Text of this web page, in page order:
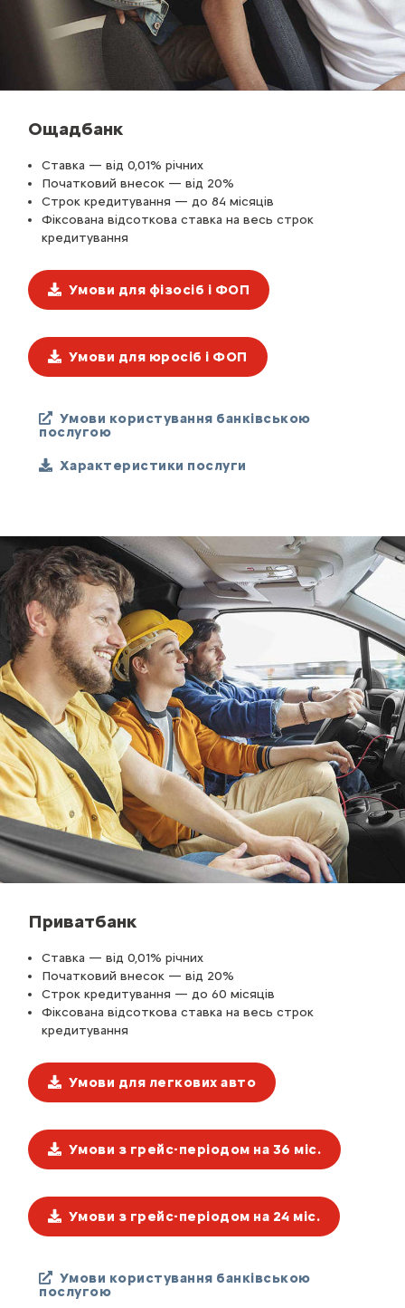
Ощадбанк
Ставка — від 0,01% річних
Початковий внесок — від 20%
Строк кредитування — до 84 місяців
Фіксована відсоткова ставка на весь строк
кредитування
Умови для фізосіб і ФОП
Умови для юросіб і ФОП
Умови користування банківською
послугою
Характеристики послуги
Приватбанк
Ставка — від 0,01% річних
Початковий внесок — від 20%
Строк кредитування — до 60 місяців
Фіксована відсоткова ставка на весь строк
кредитування
Умови для легкових авто
Умови з грейс-періодом на 36 міс.
Умови з грейс-періодом на 24 міс.
Умови користування банківською
послугою